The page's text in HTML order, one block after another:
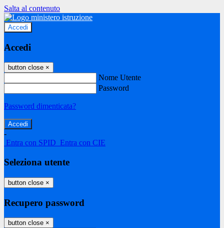
Salta al contenuto
Accedi
Accedi
button close ×
Nome Utente
Password
Password dimenticata?
-
Entra con SPID Entra con CIE
Seleziona utente
button close ×
Recupero password
button close ×